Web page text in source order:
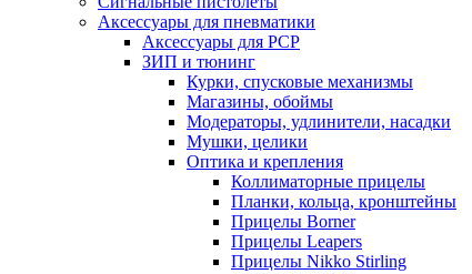
Аксессуары для пневматики
Аксессуары для PCP
ЗИП и тюнинг
Курки, спусковые механизмы
Магазины, обоймы
Модераторы, удлинители, насадки
Мушки, целики
Оптика и крепления
Коллиматорные прицелы
Планки, кольца, кронштейны
Прицелы Borner
Прицелы Leapers
Прицелы Nikko Stirling